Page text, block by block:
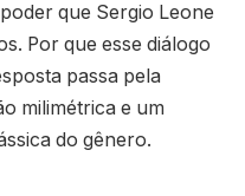
que Sergio Leone
Por que esse diálogo
passa pela
milimétrica e um
do gênero.